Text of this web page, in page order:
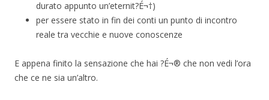
durato appunto un’eternit?É¬†)
per essere stato in fin dei conti un punto di incontro
reale tra vecchie e nuove conoscenze
E appena finito la sensazione che hai ?É¬® che non vedi l’ora
che ce ne sia un’altro.